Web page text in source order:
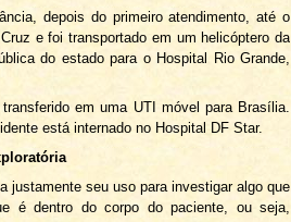
depois do primeiro atendimento, até o
e foi transportado em um helicóptero da
do estado para o Hospital Rio Grande,
em uma UTI móvel para Brasília.
está internado no Hospital DF Star.
justamente seu uso para investigar algo que
é dentro do corpo do paciente, ou seja,